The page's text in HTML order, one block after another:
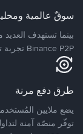
سوقٌ عالمية
Binance P2P تجربة تداول عالمية حقيقية وتدعم أكثر من 70 عملة محلية.
طرق دفع مرنة